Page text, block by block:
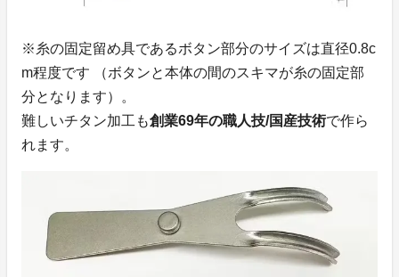
※糸の固定留め具であるボタン部分のサイズは直径0.8c
m程度です （ボタンと本体の間のスキマが糸の固定部
分となります）。
難しいチタン加工も創業69年の職人技/国産技術で作ら
れます。